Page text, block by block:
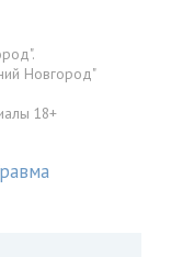
Новгород"
18+